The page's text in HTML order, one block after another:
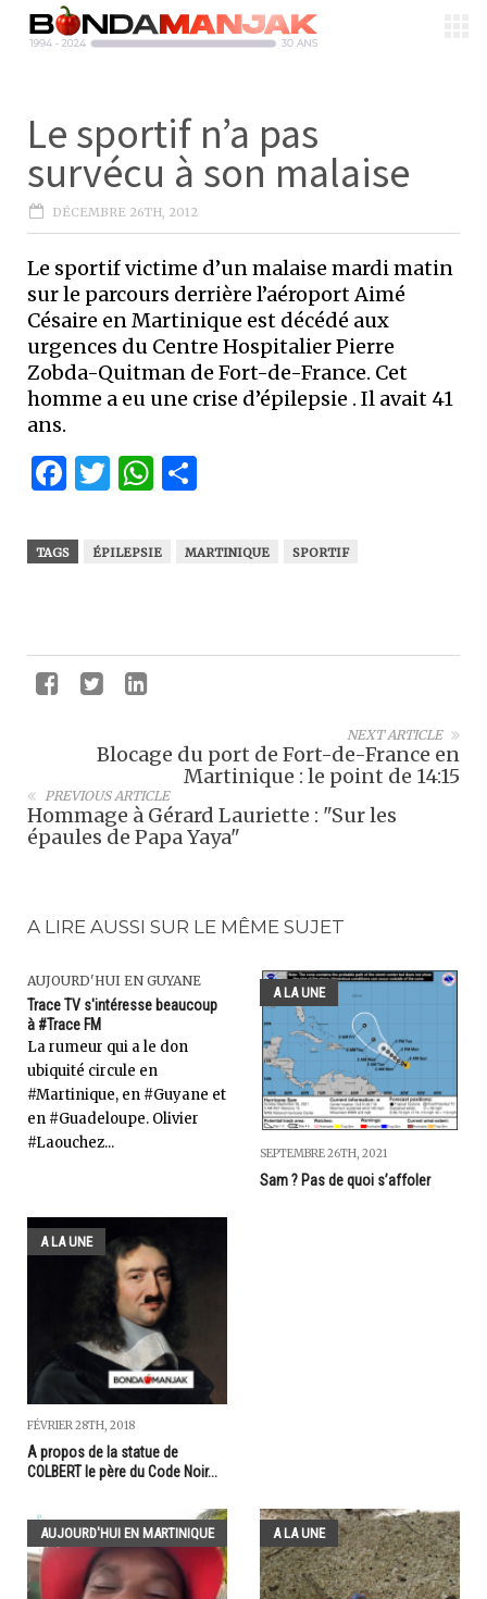
Le sportif n’a pas
survécu à son malaise
DÉCEMBRE 26TH, 2012
Le sportif victime d’un malaise mardi matin
sur le parcours derrière l’aéroport Aimé
Césaire en Martinique est décédé aux
urgences du Centre Hospitalier Pierre
Zobda-Quitman de Fort-de-France. Cet
homme a eu une crise d’épilepsie . Il avait 41
ans.
Facebook
Twitter
WhatsApp
TAGS ÉPILEPSIE MARTINIQUE SPORTIF
NEXT ARTICLE
Blocage du port de Fort-de-France en
Martinique : le point de 14:15
PREVIOUS ARTICLE
Hommage à Gérard Lauriette : "Sur les
épaules de Papa Yaya"
A LIRE AUSSI SUR LE MÊME SUJET
AUJOURD'HUI EN GUYANE
Trace TV s'intéresse beaucoup
à #Trace FM
La rumeur qui a le don
ubiquité circule en
#Martinique, en #Guyane et
en #Guadeloupe. Olivier
#Laouchez...
A LA UNE
SEPTEMBRE 26TH, 2021
Sam ? Pas de quoi s’affoler
A LA UNE
FÉVRIER 28TH, 2018
A propos de la statue de
COLBERT le père du Code Noir...
AUJOURD'HUI EN MARTINIQUE A LA UNE